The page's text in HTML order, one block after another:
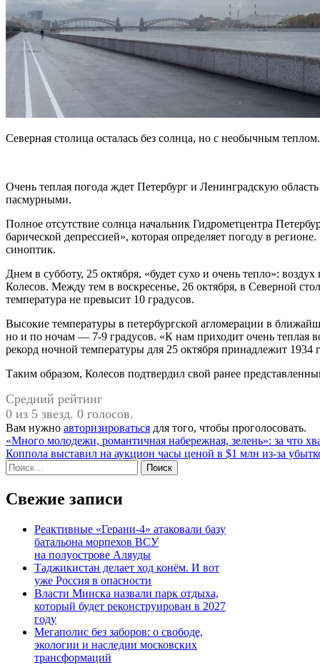
Северная столица осталась без солнца, но с необычным теплом.
Очень теплая погода ждет Петербург и Ленинградскую
пасмурными.
Полное отсутствие солнца начальник Гидрометцентра
барической депрессией», которая определяет погоду в
синоптик.
Днем в субботу, 25 октября, «будет сухо и очень тепло»:
Колесов. Между тем в воскресенье, 26 октября, в Северной
температура не превысит 10 градусов.
Высокие температуры в петербургской агломерации в
но и по ночам — 7-9 градусов. «К нам приходит очень теплая
рекорд ночной температуры для 25 октября принадлежит 1934
Таким образом, Колесов подтвердил свой ранее
Средний рейтинг
0 из 5 звезд. 0 голосов.
Вам нужно авторизироваться для того, чтобы проголосовать.
Навигация
по
записям
«Много молодежи, романтичная набережная, зелень»: за что
Коппола выставил на аукцион часы ценой в $1 млн из-за
Найти:
Свежие записи
Реактивные «Герани-4» атаковали базу
батальона морпехов ВСУ
на полуострове Аляуды
Таджикистан делает ход конём. И вот
уже Россия в опасности
Власти Минска назвали парк отдыха,
который будет реконструирован в 2027
году
Мегаполис без заборов: о свободе,
экологии и наследии московских
трансформаций